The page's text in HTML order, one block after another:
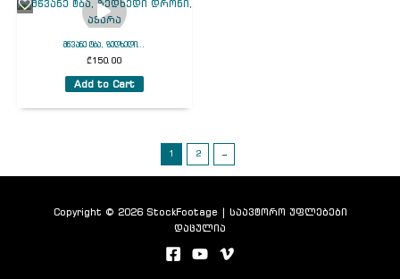
მწვანე ტბა, ზედხედი...
₾150.00
Add to Cart
1 2 →
Copyright © 2026 StockFootage | საავტორო უფლებები
დაცულია